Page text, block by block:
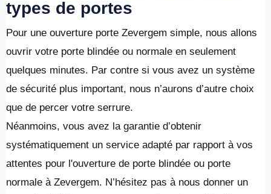
types de portes
Pour une ouverture porte Zevergem simple, nous allons
ouvrir votre porte blindée ou normale en seulement
quelques minutes. Par contre si vous avez un système
de sécurité plus important, nous n’aurons d’autre choix
que de percer votre serrure.
Néanmoins, vous avez la garantie d’obtenir
systématiquement un service adapté par rapport à vos
attentes pour l'ouverture de porte blindée ou porte
normale à Zevergem. N’hésitez pas à nous donner un